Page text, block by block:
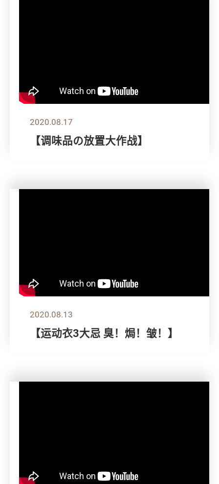
2020.08.17
【调味品の放置大作战】
2020.08.13
【运动衣3大忌 臭！焗！皱！】